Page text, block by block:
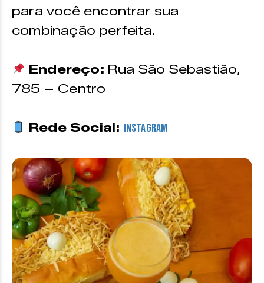
para você encontrar sua
combinação perfeita.
Endereço: Rua São Sebastião,
785 – Centro
Rede Social: Instagram